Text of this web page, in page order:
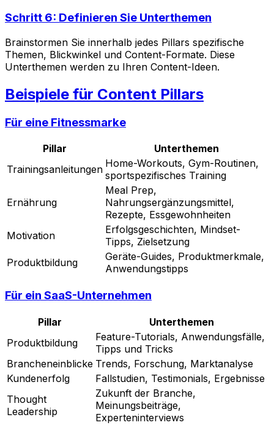
Schritt 6: Definieren Sie Unterthemen
Brainstormen Sie innerhalb jedes Pillars spezifische
Themen, Blickwinkel und Content-Formate. Diese
Unterthemen werden zu Ihren Content-Ideen.
Beispiele für Content Pillars
Für eine Fitnessmarke
Pillar
Unterthemen
Trainingsanleitungen Home-Workouts, Gym-Routinen,
sportspezifisches Training
Ernährung
Meal Prep,
Nahrungsergänzungsmittel,
Rezepte, Essgewohnheiten
Motivation
Erfolgsgeschichten, Mindset-
Tipps, Zielsetzung
Produktbildung
Geräte-Guides, Produktmerkmale,
Anwendungstipps
Für ein SaaS-Unternehmen
Pillar
Unterthemen
Produktbildung
Feature-Tutorials, Anwendungsfälle,
Tipps und Tricks
Brancheneinblicke Trends, Forschung, Marktanalyse
Kundenerfolg
Fallstudien, Testimonials, Ergebnisse
Thought
Leadership
Zukunft der Branche,
Meinungsbeiträge,
Experteninterviews